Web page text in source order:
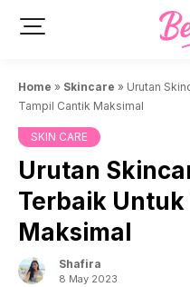
Home » Skincare » Urutan
Tampil Cantik Maksimal
SKIN CARE
Urutan
Terbaik
Maksimal
Shafira
8 May 2023